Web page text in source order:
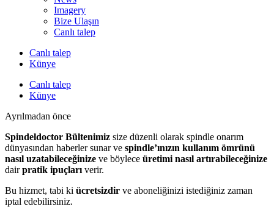
Imagery
Bize Ulaşın
Canlı talep
Canlı talep
Künye
Canlı talep
Künye
Ayrılmadan önce
Spindeldoctor Bültenimiz size düzenli olarak spindle onarım
dünyasından haberler sunar ve spindle’ınızın kullanım ömrünü
nasıl uzatabileceğinize ve böylece üretimi nasıl artırabileceğinize
dairpratik ipuçları verir.
Bu hizmet, tabi ki ücretsizdir ve aboneliğinizi istediğiniz zaman
iptal edebilirsiniz.